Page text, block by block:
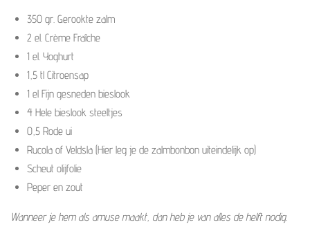
350 gr. Gerookte zalm
2 el. Crème Fraîche
1 el. Yoghurt
1,5 tl Citroensap
1 el Fijn gesneden bieslook
4 Hele bieslook steeltjes
0,5 Rode ui
Rucola of Veldsla (Hier leg je de zalmbonbon uiteindelijk op)
Scheut olijfolie
Peper en zout
Wanneer je hem als amuse maakt, dan heb je van alles de helft nodig.